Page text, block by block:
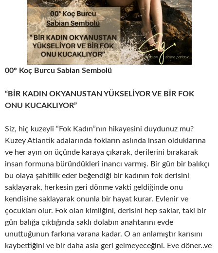
00° Koç Burcu Sabian Sembolü
“BİR KADIN OKYANUSTAN YÜKSELİYOR VE BİR FOK
ONU KUCAKLIYOR”
Siz, hiç kuzeyli “Fok Kadın”nın hikayesini duydunuz mu?
Kuzey Atlantik adalarında fokların aslında insan olduklarına
ve her ayın on üçünde karaya çıkarak, derilerini bırakarak
insan formuna büründükleri inancı varmış. Bir gün bir balıkçı
bu olaya şahitlik eder beğendiği bir kadının fok derisini
saklayarak, herkesin geri dönme vakti geldiğinde onu
kendisine saklayarak onunla bir hayat kurar. Evlenir ve
çocukları olur. Fok olan kimliğini, derisini hep saklar, taki bir
gün balığa çıktığında saklı dolabın anahtarını evde
unuttuğunun farkına varana kadar. O an anlamıştır karısını
kaybettiğini ve bir daha asla geri gelmeyeceğini. Eve döner..ve